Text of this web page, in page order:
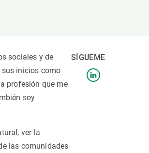
SÍGUEME
sociales y de
sus inicios como
profesión que me
soy
ver la
las comunidades
Seminarios y actividades internas